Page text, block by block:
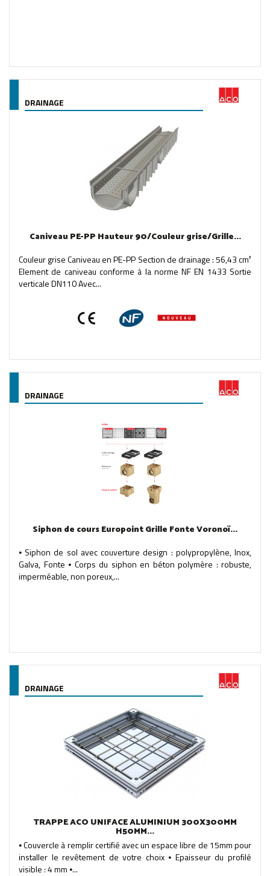
DRAINAGE
Caniveau PE-PP Hauteur 90/Couleur grise/Grille...
Couleur grise Caniveau en PE-PP Section de drainage : 56,43 cm²
Element de caniveau conforme à la norme NF EN 1433 Sortie
verticale DN110 Avec...
DRAINAGE
Siphon de cours Europoint Grille Fonte Voronoï...
⦁ Siphon de sol avec couverture design : polypropylène, Inox,
Galva, Fonte ⦁ Corps du siphon en béton polymère : robuste,
imperméable, non poreux,...
DRAINAGE
TRAPPE ACO UNIFACE ALUMINIUM 300X300MM
H50MM...
⦁ Couvercle à remplir certifié avec un espace libre de 15mm pour
installer le revêtement de votre choix ⦁ Epaisseur du profilé
visible : 4 mm ⦁...